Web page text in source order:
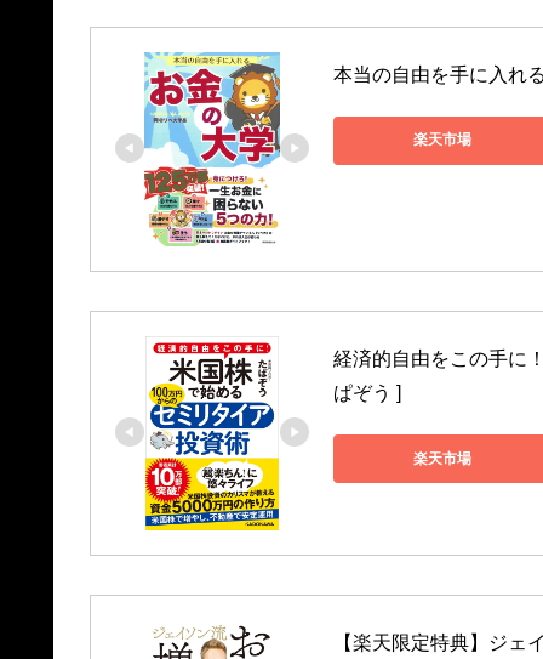
本当の自由を手に入れ
楽天市場
経済的自由をこの手に
ぱぞう ]
楽天市場
【楽天限定特典】ジェ